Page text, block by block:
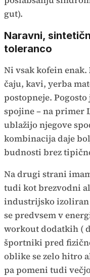
gut).
Naravni,
toleranco
Ni vsak kofein enak.
čaju, kavi, yerba
postopneje.
spojine – na primer
ublažijo njegove
kombinacija daje
budnosti brez
Na drugi strani
tudi kot brezvodni
industrijsko
se predvsem v
workout dodatkih (
športniki pred
oblike se zelo hitro
pa pomeni tudi